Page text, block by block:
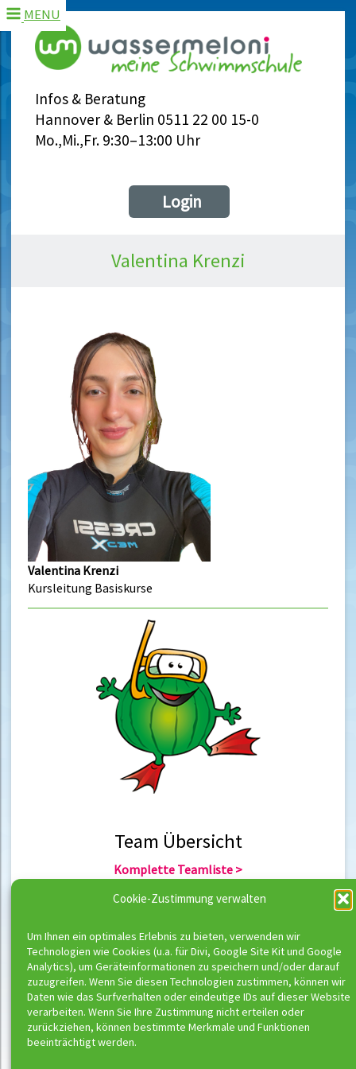
Cookie-Zustimmung verwalten
Um Ihnen ein optimales Erlebnis zu bieten, verwenden wir
Technologien wie Cookies (u.a. für Divi, Google Site Kit und Google
Analytics), um Geräteinformationen zu speichern und/oder darauf
zuzugreifen. Wenn Sie diesen Technologien zustimmen, können wir
Daten wie das Surfverhalten oder eindeutige IDs auf dieser Website
verarbeiten. Wenn Sie Ihre Zustimmung nicht erteilen oder
zurückziehen, können bestimmte Merkmale und Funktionen
beeinträchtigt werden.
Infos & Beratung
Hannover & Berlin 0511 22 00 15-0
Mo.,Mi.,Fr. 9:30–13:00 Uhr
MENU
Login
Valentina Krenzi
Valentina Krenzi
Kursleitung Basiskurse
Team Übersicht
Komplette Teamliste >
Team Hannover >
Team Übersicht
Komplette Trainerliste >
Trainer Berlin >
Trainer Hannover >